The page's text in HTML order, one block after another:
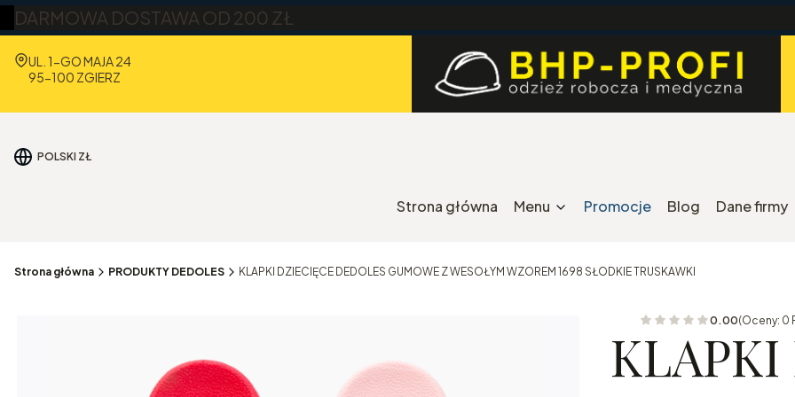
DARMOWA DOSTAWA OD 200 ZŁ
Adres:
UL. 1-GO MAJA 24
95-100 ZGIERZ
POLSKI ZŁ
Strona główna Menu Promocje Blog Dane firmy
Strona główna PRODUKTY DEDOLES KLAPKI DZIECIĘCE DEDOLES GUMOWE Z WESOŁYM WZOREM 1698 SŁODKIE TRUSKAWKI
0.00(Oceny: 0